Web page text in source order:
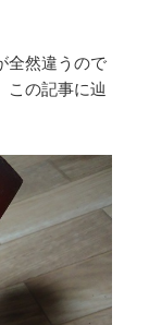
全然違うので
この記事に辿